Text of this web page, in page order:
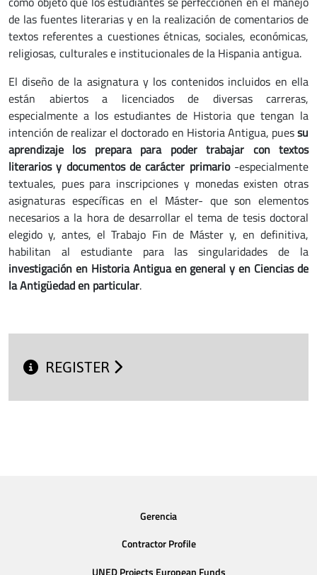
de las fuentes literarias y en la realización de comentarios de
textos referentes a cuestiones étnicas, sociales, económicas,
religiosas, culturales e institucionales de la Hispania antigua.
El diseño de la asignatura y los contenidos incluidos en ella
están abiertos a licenciados de diversas carreras,
especialmente a los estudiantes de Historia que tengan la
intención de realizar el doctorado en Historia Antigua, puessu
aprendizaje los prepara para poder trabajar con textos
literarios y documentos de carácter primario -especialmente
textuales, pues para inscripciones y monedas existen otras
asignaturas específicas en el Máster- que son elementos
necesarios a la hora de desarrollar el tema de tesis doctoral
elegido y, antes, el Trabajo Fin de Máster y, en definitiva,
habilitan al estudiante para las singularidades de la
investigación en Historia Antigua en general y en Ciencias de
la Antigüedad en particular.
REGISTER
Gerencia
Contractor Profile